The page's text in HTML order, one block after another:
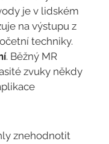
je v lidském
na výstupu z
techniky.
. Běžný MR
zvuky někdy
znehodnotit